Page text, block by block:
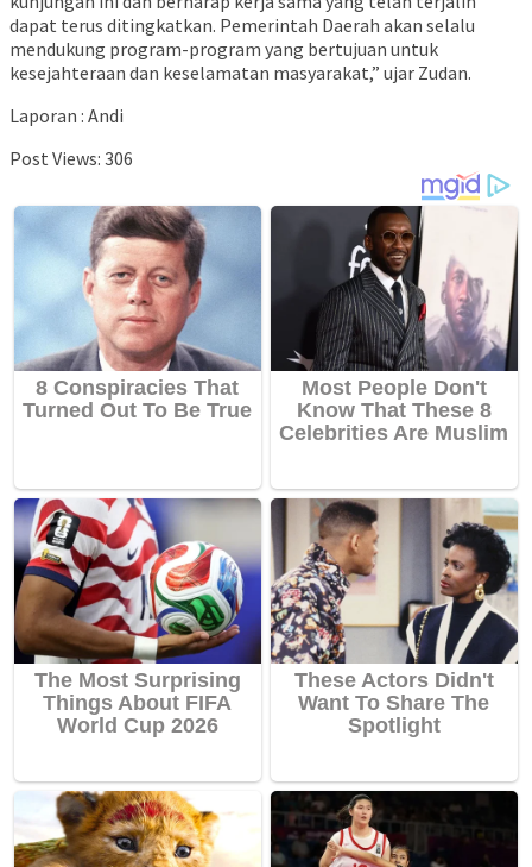
dapat terus ditingkatkan. Pemerintah Daerah akan selalu
mendukung program-program yang bertujuan untuk
kesejahteraan dan keselamatan masyarakat,” ujar Zudan.
Laporan : Andi
Post Views: 306